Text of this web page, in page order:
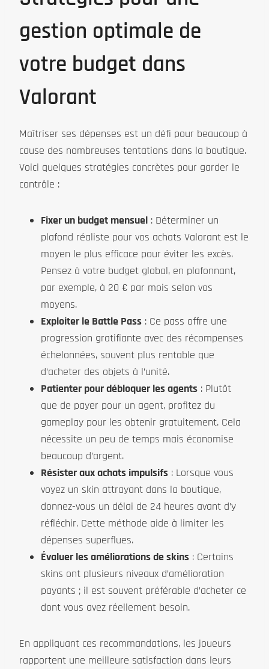
gestion optimale de
votre budget dans
Valorant
Maîtriser ses dépenses est un défi pour beaucoup à
cause des nombreuses tentations dans la boutique.
Voici quelques stratégies concrètes pour garder le
contrôle :
Fixer un budget mensuel : Déterminer un
plafond réaliste pour vos achats Valorant est le
moyen le plus efficace pour éviter les excès.
Pensez à votre budget global, en plafonnant,
par exemple, à 20 € par mois selon vos
moyens.
Exploiter le Battle Pass : Ce pass offre une
progression gratifiante avec des récompenses
échelonnées, souvent plus rentable que
d’acheter des objets à l’unité.
Patienter pour débloquer les agents : Plutôt
que de payer pour un agent, profitez du
gameplay pour les obtenir gratuitement. Cela
nécessite un peu de temps mais économise
beaucoup d’argent.
Résister aux achats impulsifs : Lorsque vous
voyez un skin attrayant dans la boutique,
donnez-vous un délai de 24 heures avant d’y
réfléchir. Cette méthode aide à limiter les
dépenses superflues.
Évaluer les améliorations de skins : Certains
skins ont plusieurs niveaux d’amélioration
payants ; il est souvent préférable d’acheter ce
dont vous avez réellement besoin.
En appliquant ces recommandations, les joueurs
rapportent une meilleure satisfaction dans leurs